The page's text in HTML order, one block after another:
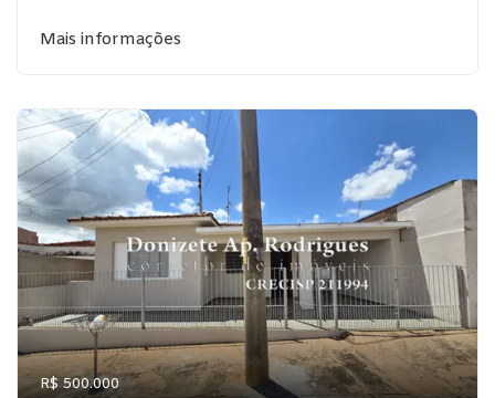
Mais informações
R$ 500.000